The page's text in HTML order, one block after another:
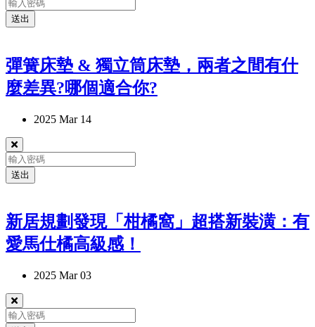
送出
彈簧床墊 & 獨立筒床墊，兩者之間有什
麼差異?哪個適合你?
2025 Mar 14
送出
新居規劃發現「柑橘窩」超搭新裝潢：有
愛馬仕橘高級感！
2025 Mar 03